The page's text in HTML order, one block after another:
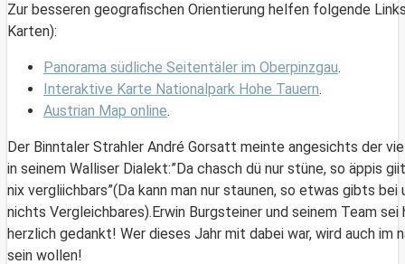
Zur besseren geografischen Orientierung helfen folgende
Karten):
Panorama südliche Seitentäler im Oberpinzgau.
Interaktive Karte Nationalpark Hohe Tauern.
Austrian Map online.
Der Binntaler Strahler André Gorsatt meinte angesichts der
in seinem Walliser Dialekt:”Da chasch dü nur stüne, so äppis
nix vergliichbars”(Da kann man nur staunen, so etwas gibts bei
nichts Vergleichbares).Erwin Burgsteiner und seinem Team sei
herzlich gedankt! Wer dieses Jahr mit dabei war, wird auch im
sein wollen!